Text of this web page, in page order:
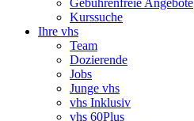
Gebührenfreie Angebote
Kurssuche
Ihre vhs
Team
Dozierende
Jobs
Junge vhs
vhs Inklusiv
vhs 60Plus